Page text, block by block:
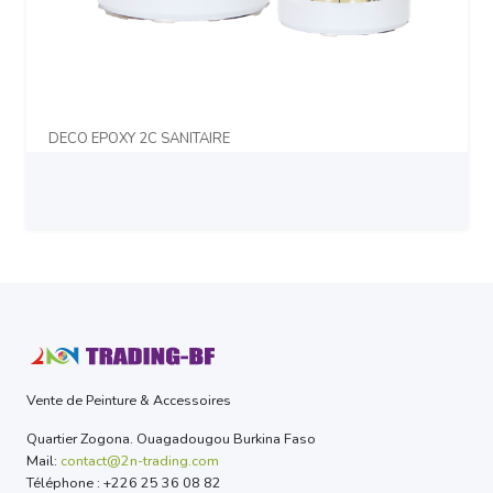
DECO EPOXY 2C SANITAIRE
Vente de Peinture & Accessoires
Quartier Zogona. Ouagadougou Burkina Faso
Mail: contact@2n-trading.com
Téléphone : +226 25 36 08 82